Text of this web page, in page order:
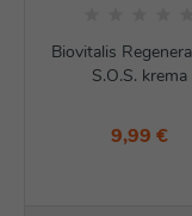
Biovitalis
S.O.S. krema
9,99 €